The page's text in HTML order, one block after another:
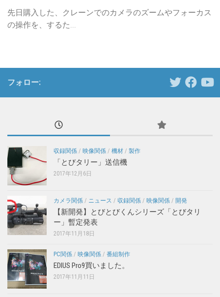
先日購入した、クレーンでのカメラのズームやフォーカス
の操作を、するた...
フォロー:
収録関係 / 映像関係 / 機材 / 製作
「とびタリー」送信機
2017年12月6日
カメラ関係 / ニュース / 収録関係 / 映像関係 / 開発
【新開発】とびとびくんシリーズ「とびタリ
ー」暫定発表
2017年11月18日
PC関係 / 映像関係 / 番組制作
EDIUS Pro9買いました。
2017年11月11日